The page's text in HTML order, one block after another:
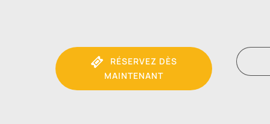
RÉSERVEZ DÈS
MAINTENANT